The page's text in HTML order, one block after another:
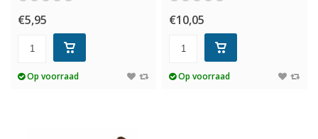
€5,95
Op voorraad
€10,05
Op voorraad